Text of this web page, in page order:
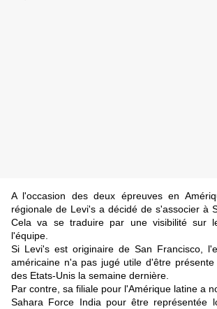
A l'occasion des deux épreuves en
régionale de Levi's a décidé de s'associer à
Cela va se traduire par une visibilité sur
l'équipe.
Si Levi's est originaire de San Francisco,
américaine n'a pas jugé utile d'être
des Etats-Unis la semaine dernière.
Par contre, sa filiale pour l'Amérique latine a
Sahara Force India pour être représentée